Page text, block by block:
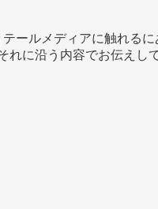
ールメディアに触れる
に沿う内容でお伝えし